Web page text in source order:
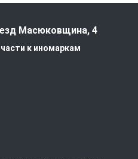
Масюковщина, 4
к иномаркам